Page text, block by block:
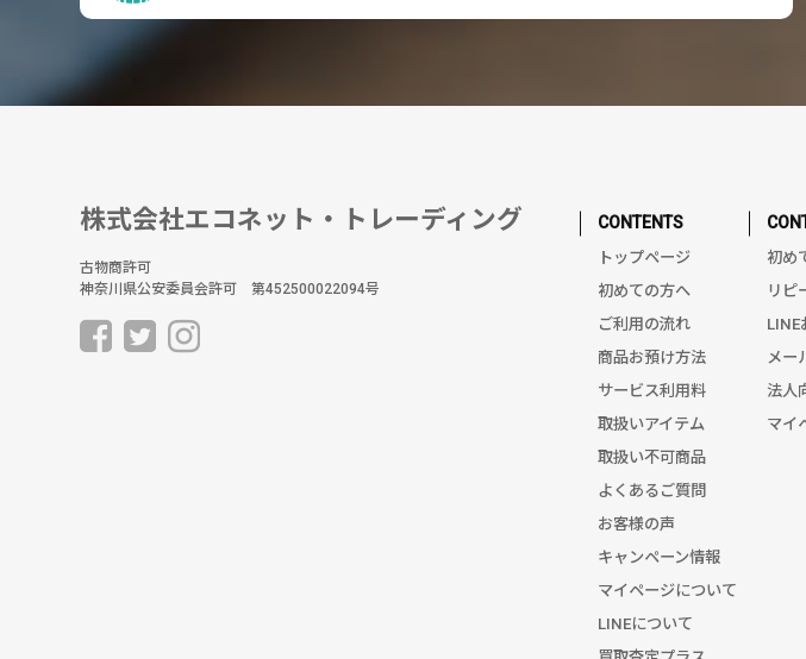
株式会社エコネット・トレーディング
古物商許可
神奈川県公安委員会許可 第452500022094号
CONTENTS
トップページ
初めての方へ
ご利用の流れ
商品お預け方法
サービス利用料
取扱いアイテム
取扱い不可商品
よくあるご質問
お客様の声
キャンペーン情報
マイページについて
LINEについて
初め
リピ
LINE
メー
法人
マイ